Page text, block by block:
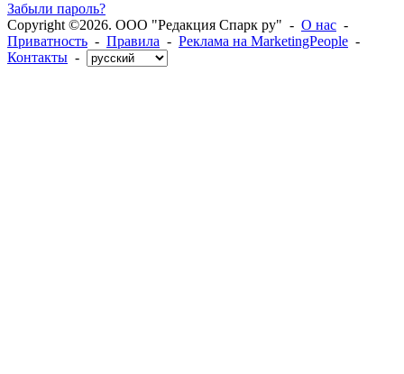
Забыли пароль?
Copyright ©2026. ООО "Редакция Спарк ру" - О нас -
Приватность - Правила - Реклама на MarketingPeople -
Контакты -